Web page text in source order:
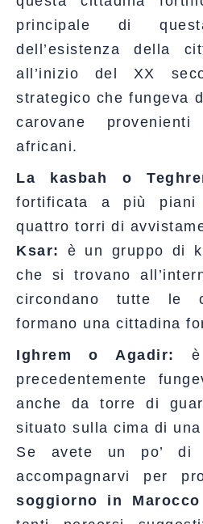
principale di
dell’esistenza della
all’inizio del XX
strategico che fungeva
carovane
africani.
La kasbah o
fortificata a più piani
quattro torri di
Ksar:
è un gruppo di
che si trovano
circondano tutte le
formano una cittadina
Ighrem o Agadir:
è
precedentemente
anche da torre di
situato sulla cima di una
Se avete un po’ di
accompagnarvi per
soggiorno in Marocco